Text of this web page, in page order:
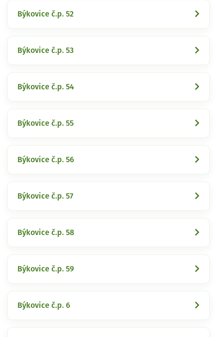
Býkovice č.p. 52
Býkovice č.p. 53
Býkovice č.p. 54
Býkovice č.p. 55
Býkovice č.p. 56
Býkovice č.p. 57
Býkovice č.p. 58
Býkovice č.p. 59
Býkovice č.p. 6